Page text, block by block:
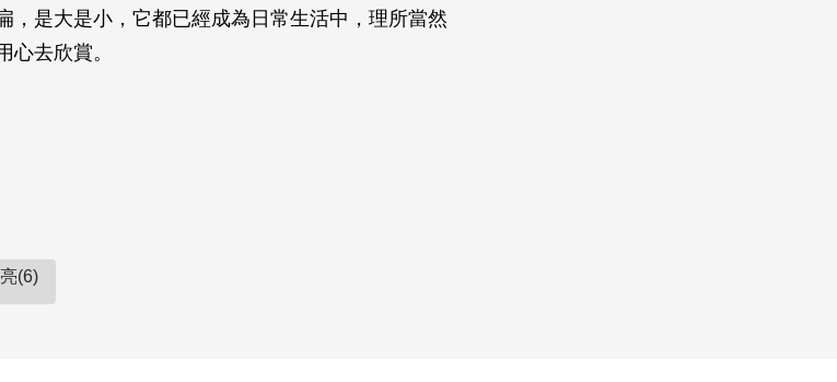
，是大是小，它都已經成為日常生活中，理所當然
心去欣賞。
(6)